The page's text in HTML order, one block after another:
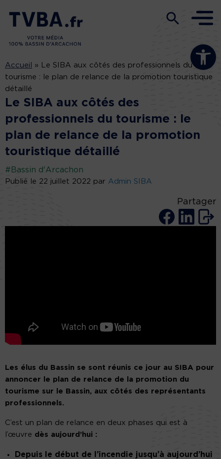
Ouvrir la
Accueil »
Le SIBA aux côtés des professionnels du
tourisme : le plan de relance de la promotion touristique
détaillé
Le SIBA aux côtés des
professionnels du tourisme : le
plan de relance de la promotion
touristique détaillé
#Bassin d'Arcachon
Publié le 22 juillet 2022 par Admin SIBA
Partager
Les élus du Bassin se sont réunis ce jour au SIBA pour
annoncer le plan de relance de la promotion du
tourisme sur le Bassin, aux côtés des représentants
professionnels.
C’est un plan de relance en deux phases qui est à
l’œuvre dès aujourd’hui :
Depuis le début de l’incendie jusqu’à aujourd’hui